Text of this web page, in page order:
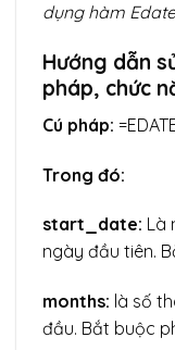
dụng hàm
Hướng dẫn
pháp, chức
Cú pháp:
Trong đó:
start_date: Là
ngày đầu tiên.
months: là số
đầu. Bắt buộc